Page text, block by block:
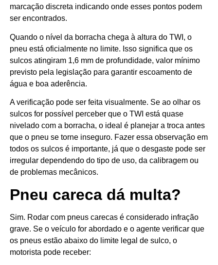
marcação discreta indicando onde esses pontos podem
ser encontrados.
Quando o nível da borracha chega à altura do TWI, o
pneu está oficialmente no limite. Isso significa que os
sulcos atingiram 1,6 mm de profundidade, valor mínimo
previsto pela legislação para garantir escoamento de
água e boa aderência.
A verificação pode ser feita visualmente. Se ao olhar os
sulcos for possível perceber que o TWI está quase
nivelado com a borracha, o ideal é planejar a troca antes
que o pneu se torne inseguro. Fazer essa observação em
todos os sulcos é importante, já que o desgaste pode ser
irregular dependendo do tipo de uso, da calibragem ou
de problemas mecânicos.
Pneu careca dá multa?
Sim. Rodar com pneus carecas é considerado infração
grave. Se o veículo for abordado e o agente verificar que
os pneus estão abaixo do limite legal de sulco, o
motorista pode receber: